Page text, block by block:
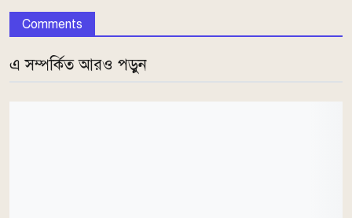
Comments
এ সম্পর্কিত আরও পড়ুন